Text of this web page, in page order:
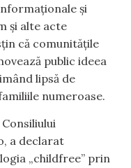
și
și alte acte
că comunitățile
public ideea
lipsă de
numeroase.
a declarat
„childfree” prin